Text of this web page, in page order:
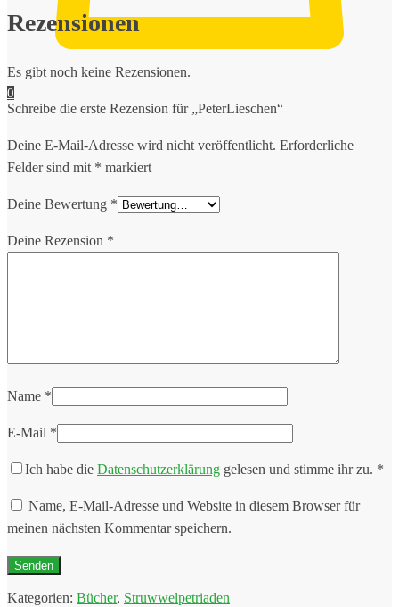
0
Rezensionen
Es gibt noch keine Rezensionen.
Schreibe die erste Rezension für „PeterLieschen“
Deine E-Mail-Adresse wird nicht veröffentlicht. Erforderliche
Felder sind mit * markiert
Deine Bewertung *
Deine Rezension *
Name *
E-Mail *
Ich habe die Datenschutzerklärung gelesen und stimme ihr zu. *
Name, E-Mail-Adresse und Website in diesem Browser für
meinen nächsten Kommentar speichern.
Kategorien: Bücher, Struwwelpetriaden